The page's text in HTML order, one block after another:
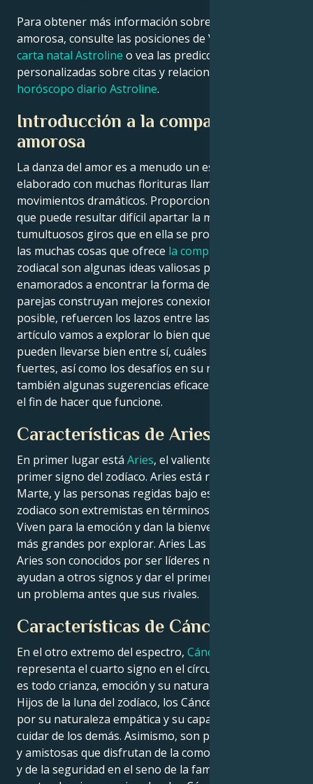
Para obtener más información sobre su vida
amorosa, consulte las posiciones de Venus en su
carta natal Astroline o vea las predicciones
personalizadas sobre citas y relaciones en el
horóscopo diario Astroline.
Introducción a la compatibilidad
amorosa
La danza del amor es a menudo un espectáculo
elaborado con muchas florituras llamativas y
movimientos dramáticos. Proporciona tal fascinación
que puede resultar difícil apartar la mirada de los
tumultuosos giros que en ella se producen. Una de
las muchas cosas que ofrece la compatibilidad
zodiacal son algunas ideas valiosas para ayudar a los
enamorados a encontrar la forma de que ellos y sus
parejas construyan mejores conexiones y, si es
posible, refuercen los lazos entre las parejas. En este
artículo vamos a explorar lo bien que
pueden llevarse bien entre sí, cuáles son los puntos
fuertes, así como los desafíos en su relación y
también algunas sugerencias eficaces para ellos con
el fin de hacer que funcione.
Características de Aries
En primer lugar está Aries, el valiente y espontáneo
primer signo del zodíaco. Aries está regido por
Marte, y las personas regidas bajo este signo del
zodiaco son extremistas en términos de belleza física.
Viven para la emoción y dan la bienvenida a cosas
más grandes por explorar. Aries Las personas de
Aries son conocidos por ser líderes naturales que
ayudan a otros signos y dar el primer paso t resolver
un problema antes que sus rivales.
Características de Cáncer
En el otro extremo del espectro, Cáncer
representa el cuarto signo en el círculo astrológico-
es todo crianza, emoción y su naturaleza intuitiva.
Hijos de la luna del zodíaco, los Cáncer son conocidos
por su naturaleza empática y su capacidad para
cuidar de los demás. Asimismo, son personas cálidas
y amistosas que disfrutan de la comodidad del hogar
y de la seguridad en el seno de la familia. Además de